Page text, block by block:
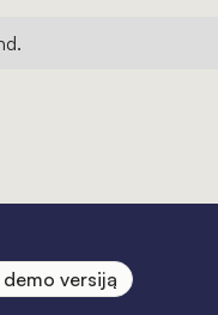
versiją